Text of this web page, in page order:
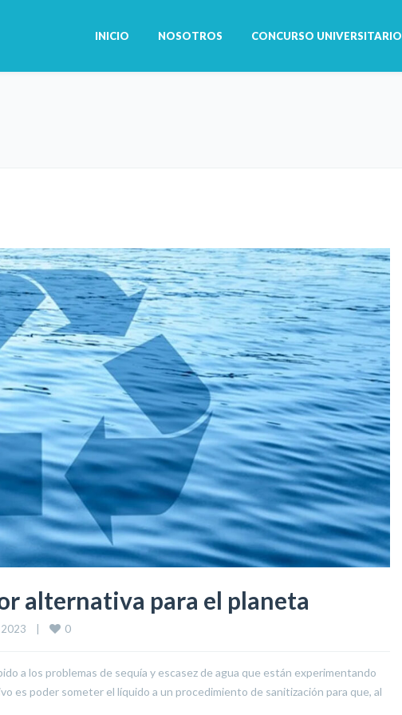
INICIO NOSOTROS CONCURSO UNIVERSITARIO
alternativa para el planeta
2023 0
a los problemas de sequía y escasez de agua que están experimentando
es poder someter el líquido a un procedimiento de sanitización para que, al